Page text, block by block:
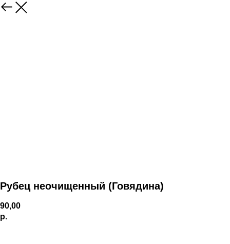
Рубец неочищенный (Говядина)
90,00
р.